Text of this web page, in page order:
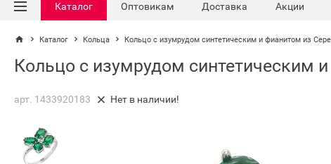
Каталог Оптовикам Доставка Акции
Каталог Кольца Кольцо с изумрудом синтетическим и фианитом из
Кольцо с изумрудом синтетическим
арт. 1433920183 Нет в наличии!